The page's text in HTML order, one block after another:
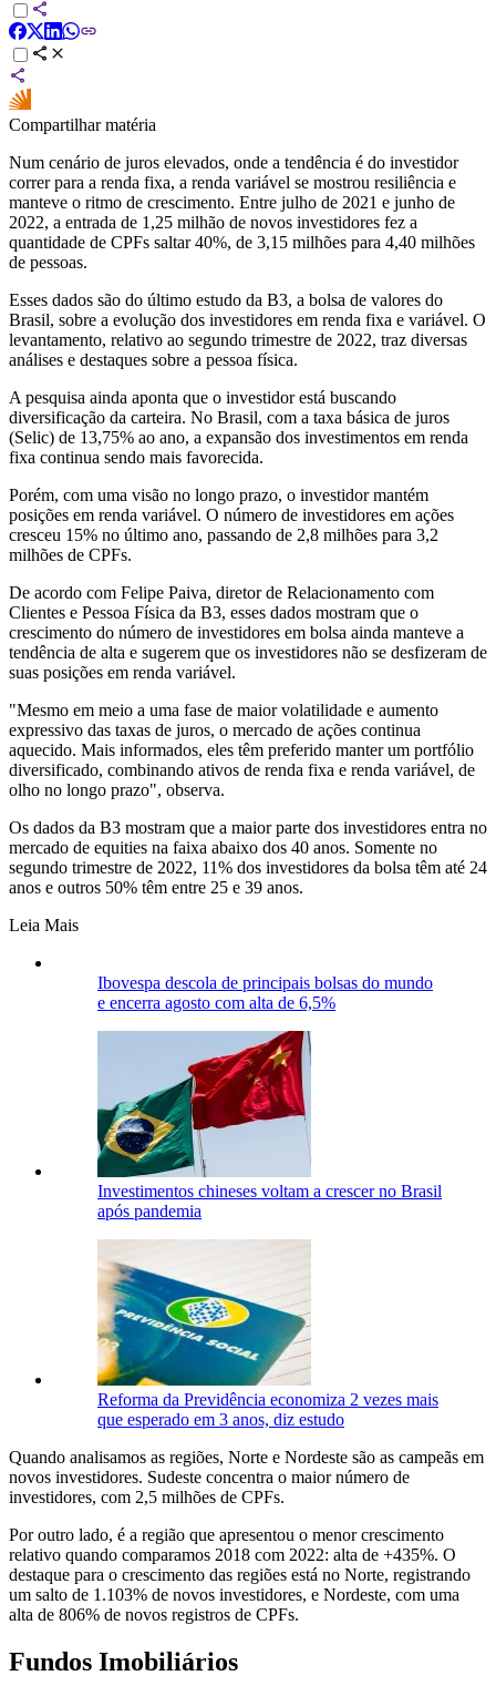
Compartilhar matéria
Num cenário de juros elevados, onde a tendência é do investidor
correr para a renda fixa, a renda variável se mostrou resiliência e
manteve o ritmo de crescimento. Entre julho de 2021 e junho de
2022, a entrada de 1,25 milhão de novos investidores fez a
quantidade de CPFs saltar 40%, de 3,15 milhões para 4,40 milhões
de pessoas.
Esses dados são do último estudo da B3, a bolsa de valores do
Brasil, sobre a evolução dos investidores em renda fixa e variável. O
levantamento, relativo ao segundo trimestre de 2022, traz diversas
análises e destaques sobre a pessoa física.
A pesquisa ainda aponta que o investidor está buscando
diversificação da carteira. No Brasil, com a taxa básica de juros
(Selic) de 13,75% ao ano, a expansão dos investimentos em renda
fixa continua sendo mais favorecida.
Porém, com uma visão no longo prazo, o investidor mantém
posições em renda variável. O número de investidores em ações
cresceu 15% no último ano, passando de 2,8 milhões para 3,2
milhões de CPFs.
De acordo com Felipe Paiva, diretor de Relacionamento com
Clientes e Pessoa Física da B3, esses dados mostram que o
crescimento do número de investidores em bolsa ainda manteve a
tendência de alta e sugerem que os investidores não se desfizeram de
suas posições em renda variável.
"Mesmo em meio a uma fase de maior volatilidade e aumento
expressivo das taxas de juros, o mercado de ações continua
aquecido. Mais informados, eles têm preferido manter um portfólio
diversificado, combinando ativos de renda fixa e renda variável, de
olho no longo prazo", observa.
Os dados da B3 mostram que a maior parte dos investidores entra no
mercado de equities na faixa abaixo dos 40 anos. Somente no
segundo trimestre de 2022, 11% dos investidores da bolsa têm até 24
anos e outros 50% têm entre 25 e 39 anos.
Leia Mais
Ibovespa descola de principais bolsas do mundo
e encerra agosto com alta de 6,5%
Investimentos chineses voltam a crescer no Brasil
após pandemia
Reforma da Previdência economiza 2 vezes mais
que esperado em 3 anos, diz estudo
Quando analisamos as regiões, Norte e Nordeste são as campeãs em
novos investidores. Sudeste concentra o maior número de
investidores, com 2,5 milhões de CPFs.
Por outro lado, é a região que apresentou o menor crescimento
relativo quando comparamos 2018 com 2022: alta de +435%. O
destaque para o crescimento das regiões está no Norte, registrando
um salto de 1.103% de novos investidores, e Nordeste, com uma
alta de 806% de novos registros de CPFs.
Fundos Imobiliários